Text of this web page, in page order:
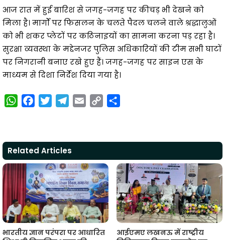
आज रात में हुई बारिश से जगह-जगह पर कीचड़ भी देखने को
मिला है। मार्गों पर फिसलन के चलते पैदल चलने वाले श्रद्धालुओं
को भी शकर प्लेटों पर कठिनाइयों का सामना करना पड़ रहा है।
सुरक्षा व्यवस्था के मद्देनजर पुलिस अधिकारियों की टीम सभी घाटों
पर निगरानी बनाए रखे हुए हैं। जगह-जगह पर साइन एस के
माध्यम से दिशा निर्देश दिया गया है।
W
t
s
A
p
p
e
b
o
o
k
t
t
e
r
e
g
r
a
m
i
y
i
n
k
r
Related Articles
भारतीय ज्ञान परंपरा पर आधारित
आईएमए लखनऊ में राष्ट्रीय